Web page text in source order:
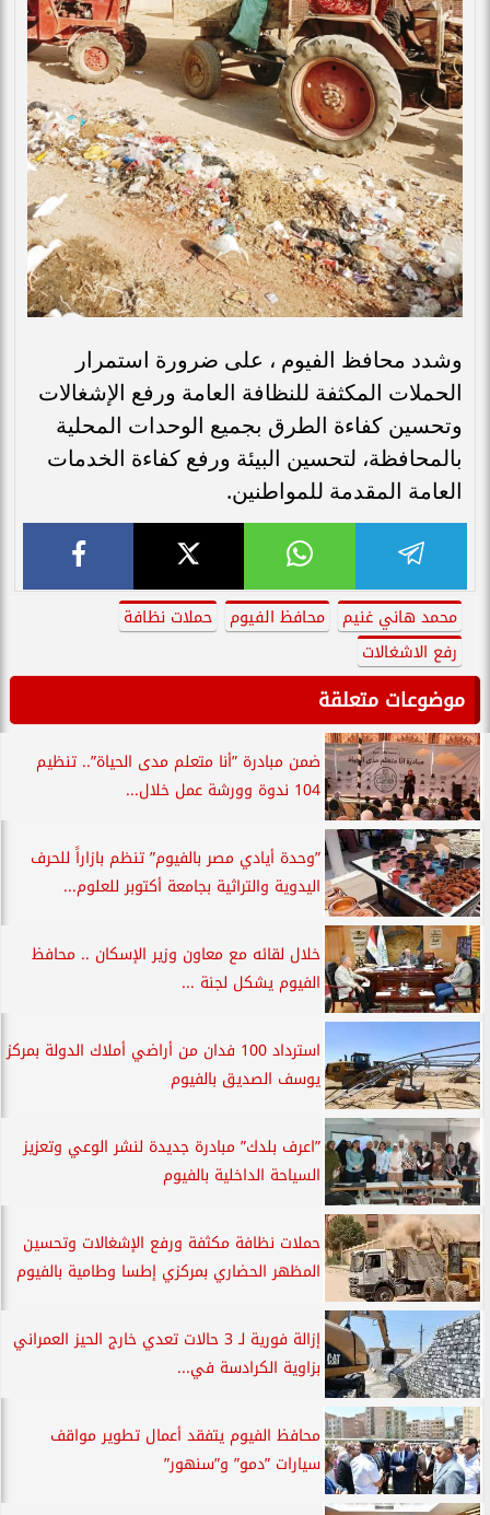
وشدد محافظ الفيوم ، على ضرورة استمرار
الحملات المكثفة للنظافة العامة ورفع الإشغالات
وتحسين كفاءة الطرق بجميع الوحدات المحلية
بالمحافظة، لتحسين البيئة ورفع كفاءة الخدمات
العامة المقدمة للمواطنين.
محمد هاني غنيم محافظ الفيوم
حملات نظافة
رفع الاشغالات
موضوعات متعلقة
ضمن مبادرة ”أنا متعلم مدى الحياة”.. تنظيم
104 ندوة وورشة عمل خلال...
”وحدة أيادي مصر بالفيوم” تنظم بازاراً للحرف
اليدوية والتراثية بجامعة أكتوبر للعلوم...
خلال لقائه مع معاون وزير الإسكان .. محافظ
الفيوم يشكل لجنة ...
استرداد 100 فدان من أراضي أملاك الدولة بمركز
يوسف الصديق بالفيوم
”اعرف بلدك” مبادرة جديدة لنشر الوعي وتعزيز
السياحة الداخلية بالفيوم
حملات نظافة مكثفة ورفع الإشغالات وتحسين
المظهر الحضاري بمركزي إطسا وطامية بالفيوم
إزالة فورية لـ 3 حالات تعدي خارج الحيز العمراني
بزاوية الكرادسة في...
محافظ الفيوم يتفقد أعمال تطوير مواقف
سيارات ”دمو” و”سنهور”